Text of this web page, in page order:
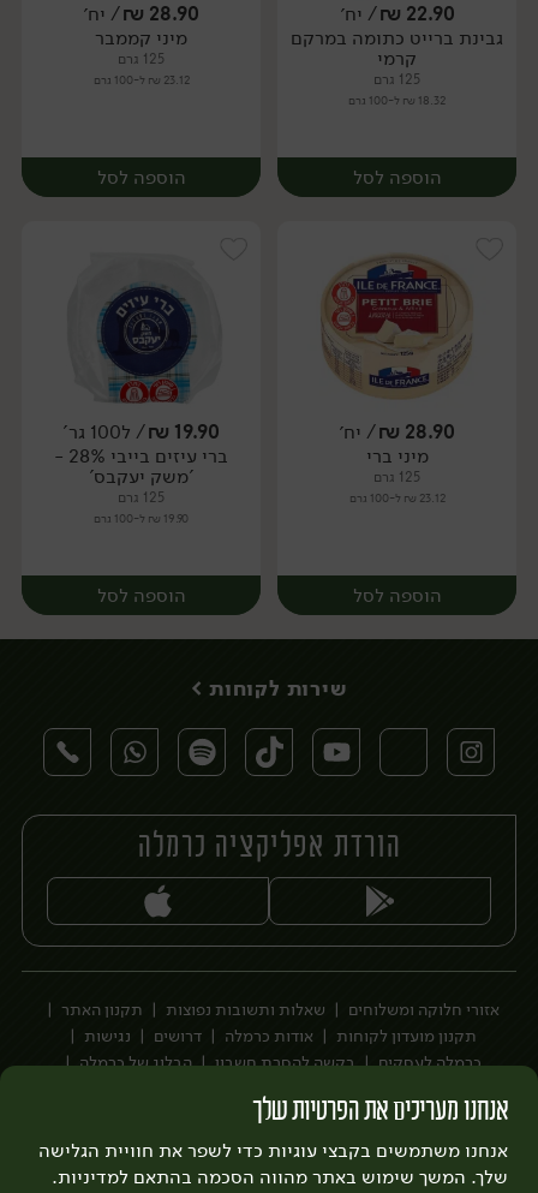
יח׳ יח׳
22.90
₪/ יח׳
גבינת ברייט כתומה במרקם
קרמי
125 גרם
18.32 ₪ ל-100 גרם
הוספה לסל
יח׳
28.90
₪/ יח׳
מיני קממבר
125 גרם
23.12 ₪ ל-100 גרם
הוספה לסל
יח׳
28.90
₪/ יח׳
מיני ברי
125 גרם
23.12 ₪ ל-100 גרם
הוספה לסל
יח׳
19.90
₪/ ל100 גר'
ברי עיזים בייבי 28% -
'משק יעקבס'
125 גרם
19.90 ₪ ל-100 גרם
הוספה לסל
יח׳
אנחנו מעריכים את הפרטיות שלך
אנחנו משתמשים בקבצי עוגיות כדי לשפר את חוויית הגלישה
שלך. המשך שימוש באתר מהווה הסכמה בהתאם למדיניות.
שירות לקוחות >
הורדת אפליקציה כרמלה
אזורי חלוקה ומשלוחים שאלות ותשובות נפוצות
תקנון האתר
תקנון מועדון לקוחות
אודות כרמלה דרושים
נגישות
כרמלה לעסקים
בקשה להסרת חשבון
הבלוג של כרמלה
עיצוב:3bearsפיתוח:Quatro